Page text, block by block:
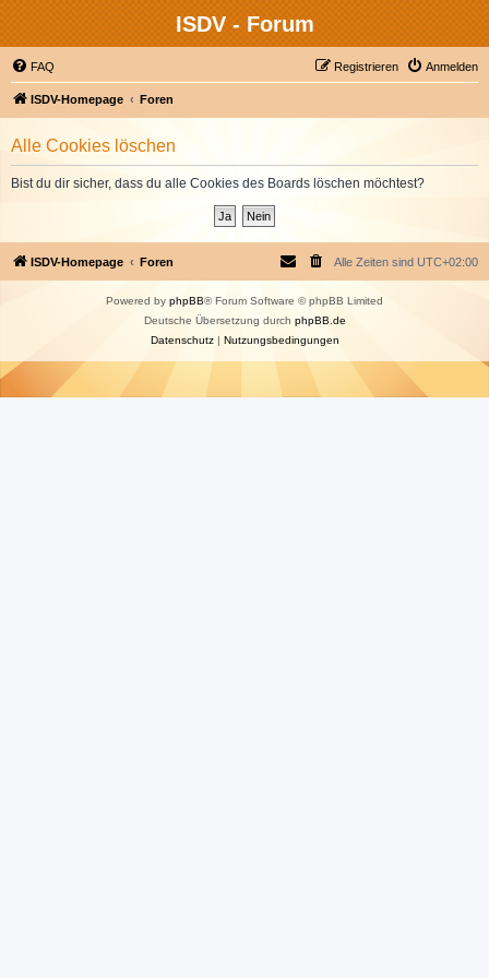
ISDV - Forum
FAQ Anmelden
Registrieren
ISDV-Homepage Foren
Alle Cookies löschen
Bist du dir sicher, dass du alle Cookies des Boards löschen möchtest?
ISDV-Homepage Foren Alle Zeiten sind UTC+02:00
Powered by phpBB® Forum Software © phpBB Limited
Deutsche Übersetzung durch phpBB.de
Datenschutz| Nutzungsbedingungen